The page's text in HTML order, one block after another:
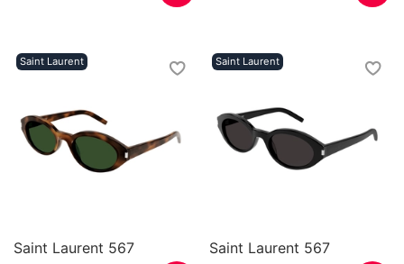
Saint Laurent
Saint Laurent 567
Saint Laurent
Saint Laurent 567